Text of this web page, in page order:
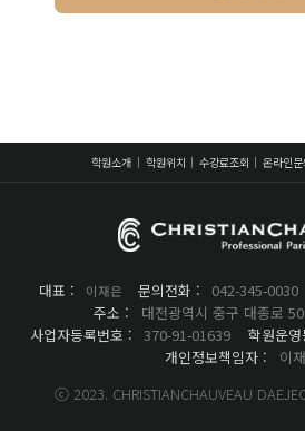
학원소개 학원위치 수강료조회 온라인문
대표 : 이재은 문의전화 : 042-345-0030
주소 :
대전광역시 중구 대종로
사업자등록번호 : 370-91-01639 학원운
개인정보책임자 :
이
ⓒ 2023. CHRISTIANCHAUVEAU